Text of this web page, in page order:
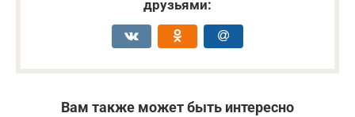
друзьями:
Вам также может быть интересно